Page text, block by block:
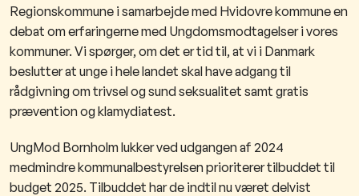
Regionskommune i samarbejde med Hvidovre kommune en
debat om erfaringerne med Ungdomsmodtagelser i vores
kommuner. Vi spørger, om det er tid til, at vi i Danmark
beslutter at unge i hele landet skal have adgang til
rådgivning om trivsel og sund seksualitet samt gratis
prævention og klamydiatest.
UngMod Bornholm lukker ved udgangen af 2024
medmindre kommunalbestyrelsen prioriterer tilbuddet til
budget 2025. Tilbuddet har de indtil nu været delvist